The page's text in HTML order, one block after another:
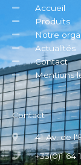
Accueil
Produits
Notre
Actualités
Contact
Mentions
Contact
41 Av. de
+33(0)1 64